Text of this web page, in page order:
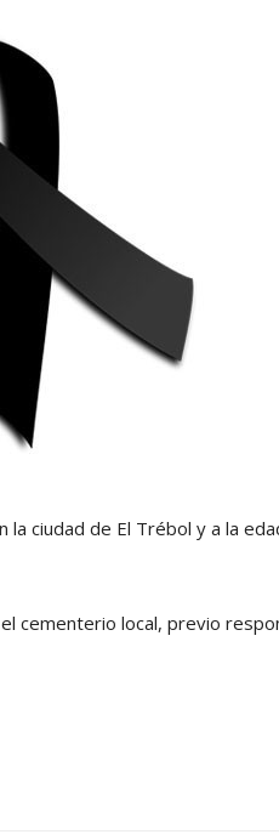
ciudad de El Trébol y a la
cementerio local, previo